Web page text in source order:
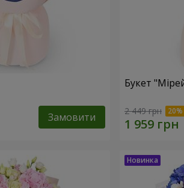
Замовити
Букет
2 449 грн